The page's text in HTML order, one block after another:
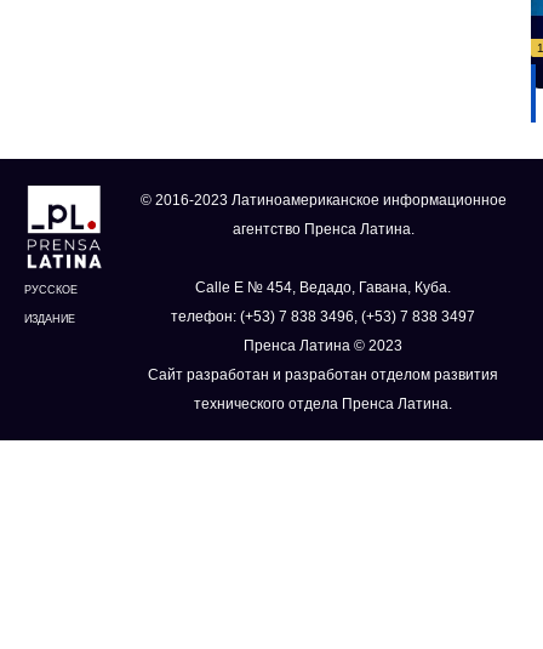
РУССКОЕ
ИЗДАНИЕ
© 2016-2023 Латиноамериканское информационное
агентство Пренса Латина.
Calle E № 454, Ведадо, Гавана, Куба.
телефон: (+53) 7 838 3496, (+53) 7 838 3497
Пренса Латина © 2023
Сайт разработан и разработан отделом развития
технического отдела Пренса Латина.